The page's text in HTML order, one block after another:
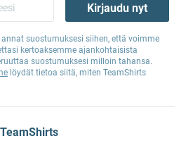
Kirjaudu nyt
suostumuksesi siihen, että voimme
kertoaksemme ajankohtaisista
suostumuksesi milloin tahansa.
löydät tietoa siitä, miten TeamShirts
TeamShirts